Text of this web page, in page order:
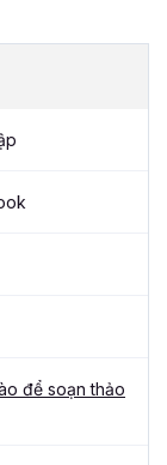
để soạn thảo